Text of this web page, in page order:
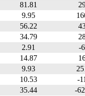
81.81
9.95
56.22
34.79
2.91 -
14.87
9.93
10.53 -
35.44 -